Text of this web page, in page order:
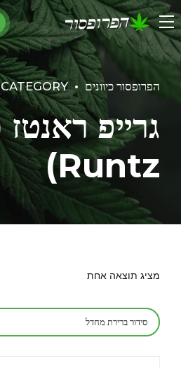
הפרופסור כיוונים CATEGORY
Runtz)
מציג תוצאה אחת